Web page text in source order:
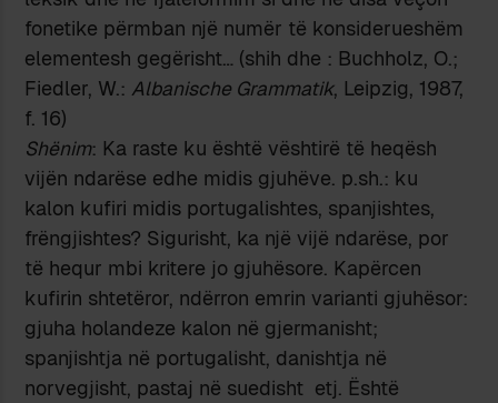
fonetike përmban një numër të konsiderueshëm
elementesh gegërisht… (shih dhe : Buchholz, O.;
Fiedler, W.: Albanische Grammatik, Leipzig, 1987,
f. 16)
Shënim: Ka raste ku është vështirë të heqësh
vijën ndarëse edhe midis gjuhëve. p.sh.: ku
kalon kufiri midis portugalishtes, spanjishtes,
frëngjishtes? Sigurisht, ka një vijë ndarëse, por
të hequr mbi kritere jo gjuhësore. Kapërcen
kufirin shtetëror, ndërron emrin varianti gjuhësor:
gjuha holandeze kalon në gjermanisht;
spanjishtja në portugalisht, danishtja në
norvegjisht, pastaj në suedisht etj. Është